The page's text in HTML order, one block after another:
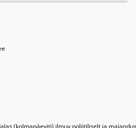
(kolmapäeviti) ilmuv poliitiliselt ja